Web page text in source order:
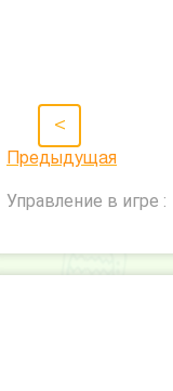
<
Предыдущая
Управление в игре :